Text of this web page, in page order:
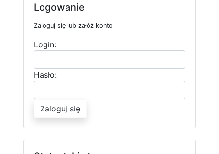
Logowanie
Zaloguj się lub załóż konto
Login:
Hasło:
Zaloguj się